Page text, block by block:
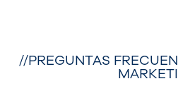
//PREGUNTAS